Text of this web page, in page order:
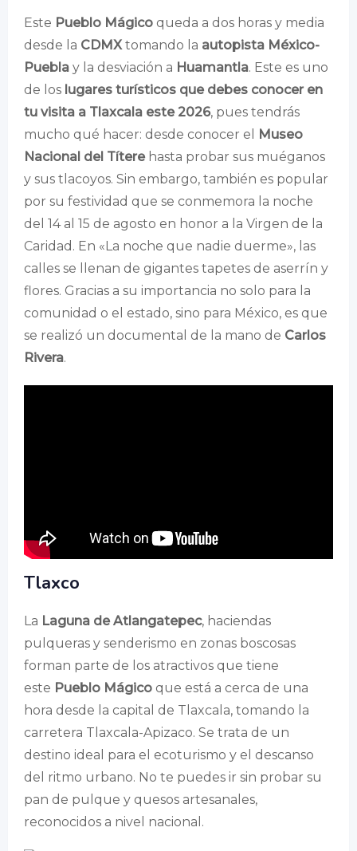
Este Pueblo Mágico queda a dos horas y media
desde la CDMXtomando la autopista México-
Puebla y la desviación a Huamantla. Este es uno
de los lugares turísticos que debes conocer en
tu visita a Tlaxcala este 2026, pues tendrás
mucho qué hacer: desde conocer el
Museo
Nacional del Títerehasta probar sus muéganos
y sus tlacoyos. Sin embargo, también es popular
por su festividad que se conmemora la noche
del 14 al 15 de agosto en honor a la Virgen de la
Caridad. En «La noche que nadie duerme», las
calles se llenan de gigantes tapetes de aserrín y
flores. Gracias a su importancia no solo para la
comunidad o el estado, sino para México, es que
se realizó un documental de la mano de Carlos
Rivera.
Tlaxco
La Laguna de Atlangatepec, haciendas
pulqueras y senderismo en zonas boscosas
forman parte de los atractivos que tiene
este Pueblo Mágico que está a cerca de una
hora desde la capital de Tlaxcala, tomando la
carretera Tlaxcala-Apizaco. Se trata de un
destino ideal para el ecoturismo y el descanso
del ritmo urbano. No te puedes ir sin probar su
pan de pulque y quesos artesanales,
reconocidos a nivel nacional.